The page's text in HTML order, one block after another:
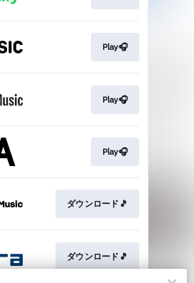
Play🎧
Play🎧
Play🎧
ダウンロード🎵
ダウンロード🎵